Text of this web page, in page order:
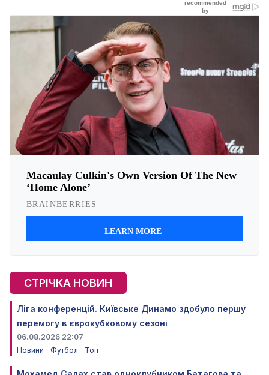
СТРІЧКА НОВИН
Ліга конференцій. Київське Динамо здобуло першу
перемогу в єврокубковому сезоні
06.08.2026 22:07
Новини
Футбол Топ